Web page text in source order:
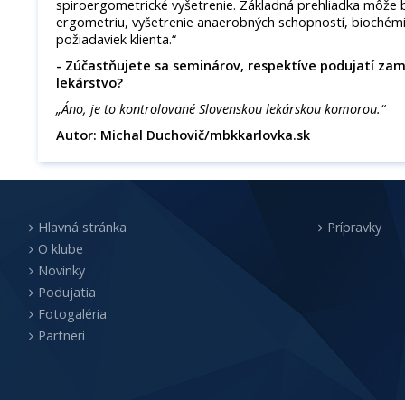
spiroergometrické vyšetrenie. Základná prehliadka môže
ergometriu, vyšetrenie anaerobných schopností,
požiadaviek klienta.“
- Zúčastňujete sa seminárov, respektíve podujatí
lekárstvo?
„Áno, je to kontrolované Slovenskou lekárskou komorou.“
Autor: Michal Duchovič/mbkkarlovka.sk
Hlavná stránka
O klube
Novinky
Podujatia
Fotogaléria
Partneri
Prípravky